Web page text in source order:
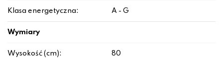
Klasa energetyczna: A - G
Wymiary
Wysokość (cm): 80